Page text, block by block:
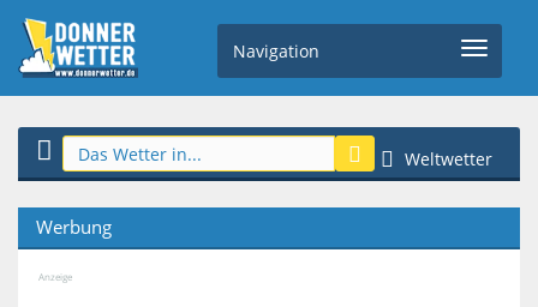
Navigation
Weltwetter
Werbung
Anzeige